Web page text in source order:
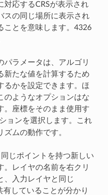
対応するCRSが表示され
スの同じ場所に表示され
ことを意味します。4326
パラメータは、アルゴリ
新たな値を計算するため
るかを設定できます。ほ
のようなオプションはな
。座標をそのまま使用す
ョンを選択します。これ
ムの動作です。
じポイントを持つ新しい
。レイヤの名前を右クリ
、入力レイヤと同じ
有していることが分かり